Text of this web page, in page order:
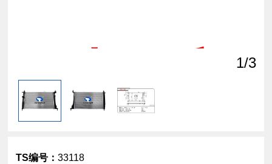
查看
1/3
TS编号：33118